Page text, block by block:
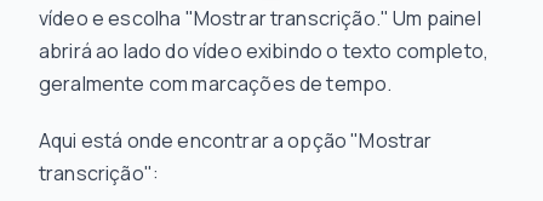
vídeo e escolha "Mostrar transcrição." Um painel
abrirá ao lado do vídeo exibindo o texto completo,
geralmente com marcações de tempo.
Aqui está onde encontrar a opção "Mostrar
transcrição":